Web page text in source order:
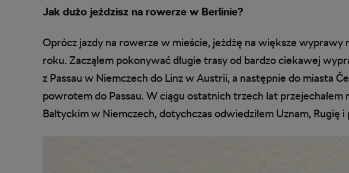
Jak dużo jeździsz na rowerze w Berlinie?
Oprócz jazdy na rowerze w mieście, jeżdżę na większe
roku. Zacząłem pokonywać długie trasy od bardzo ciekawej
z Passau w Niemczech do Linz w Austrii, a następnie do miasta
powrotem do Passau. W ciągu ostatnich trzech lat
Bałtyckim w Niemczech, dotychczas odwiedziłem Uznam, Rugię